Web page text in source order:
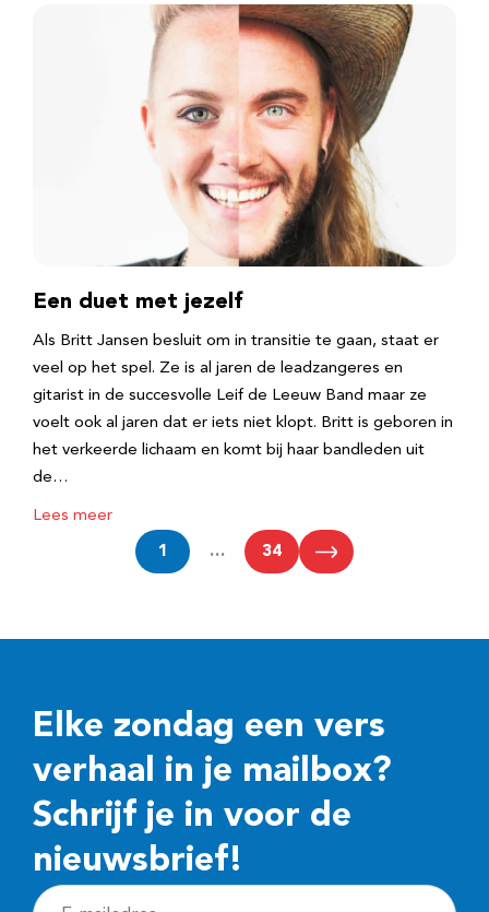
Een duet met jezelf
Als Britt Jansen besluit om in transitie te gaan, staat er
veel op het spel. Ze is al jaren de leadzangeres en
gitarist in de succesvolle Leif de Leeuw Band maar ze
voelt ook al jaren dat er iets niet klopt. Britt is geboren in
het verkeerde lichaam en komt bij haar bandleden uit
de…
Lees meer
1 … 34
Elke zondag een vers
verhaal in je mailbox?
Schrijf je in voor de
nieuwsbrief!
E